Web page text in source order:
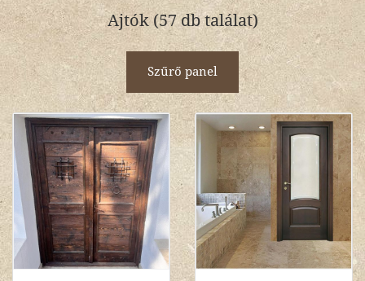
Ajtók (57 db találat)
Szűrő panel